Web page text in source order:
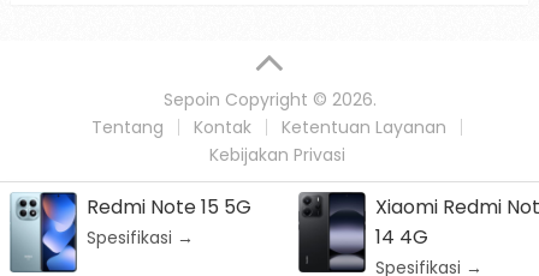
Sepoin Copyright © 2026.
Tentang
Kontak
Ketentuan Layanan
Kebijakan Privasi
5G
Xiaomi Redmi Note
14 4G
Nubia